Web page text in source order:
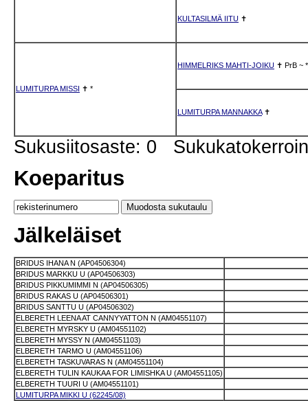
KULTASILMÄ IITU ✝
LUMITURPA MISSI ✝ *
HIMMELRIKS MAHTI-JOIKU ✝ PrB ~ *
LUMITURPA MANNAKKA✝
Sukusiitosaste: 0
Koeparitus
Jälkeläiset
BRIDUS IHANA N (AP04506304)
BRIDUS MARKKU U (AP04506303)
BRIDUS PIKKUMIMMI N (AP04506305)
BRIDUS RAKAS U (AP04506301)
BRIDUS SANTTU U (AP04506302)
ELBERETH LEENA AT CANNYYATTON N (AM04551107)
ELBERETH MYRSKY U (AM04551102)
ELBERETH MYSSY N (AM04551103)
ELBERETH TARMO U (AM04551106)
ELBERETH TASKUVARAS N (AM04551104)
ELBERETH TULIN KAUKAA FOR LIMISHKA U (AM04551105)
ELBERETH TUURI U (AM04551101)
LUMITURPA MIKKI U (62245/08)